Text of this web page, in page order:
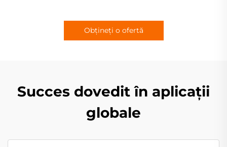
Obțineți o ofertă
Succes dovedit în aplicații
globale